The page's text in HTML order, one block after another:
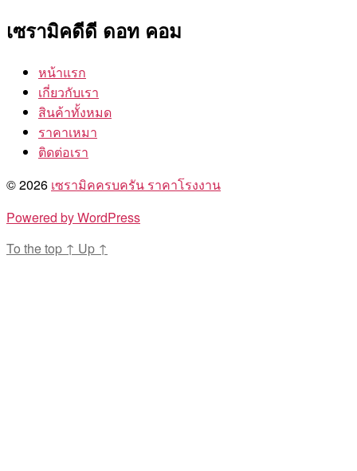
เซรามิคดีดี ดอท คอม
หน้าแรก
เกี่ยวกับเรา
สินค้าทั้งหมด
ราคาเหมา
ติดต่อเรา
© 2026 เซรามิคครบครัน ราคาโรงงาน
Powered by WordPress
To the top ↑ Up ↑